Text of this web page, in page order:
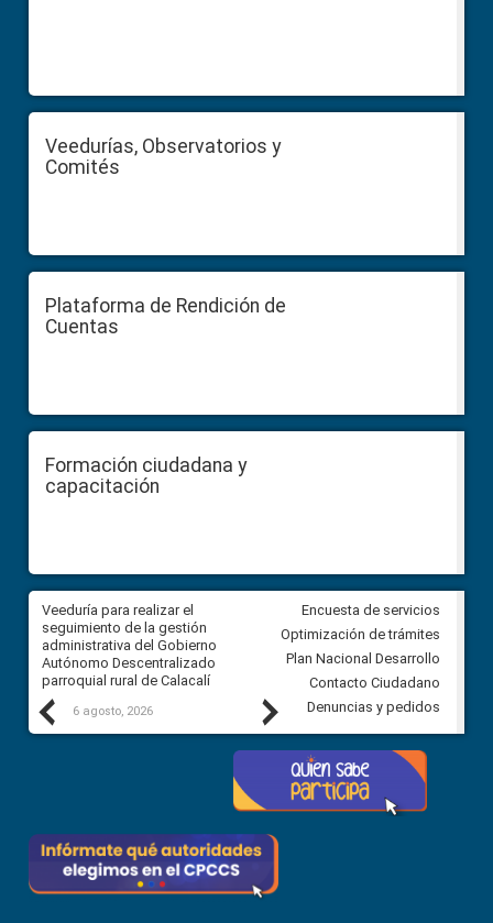
Veedurías, Observatorios y
Comités
Plataforma de Rendición de
Cuentas
Formación ciudadana y
capacitación
Previous
Veeduría para realizar el
seguimiento de la gestión
administrativa del Gobierno
Autónomo Descentralizado
parroquial rural de Calacalí
6 agosto, 2026
Veeduría para vigilar los
derivados de la Audiencia
comunidad Urbina, parroquia
Carolina
5 agosto, 2026
Next
Encuesta de servicios
Optimización de trámites
Plan Nacional Desarrollo
Contacto Ciudadano
Denuncias y pedidos